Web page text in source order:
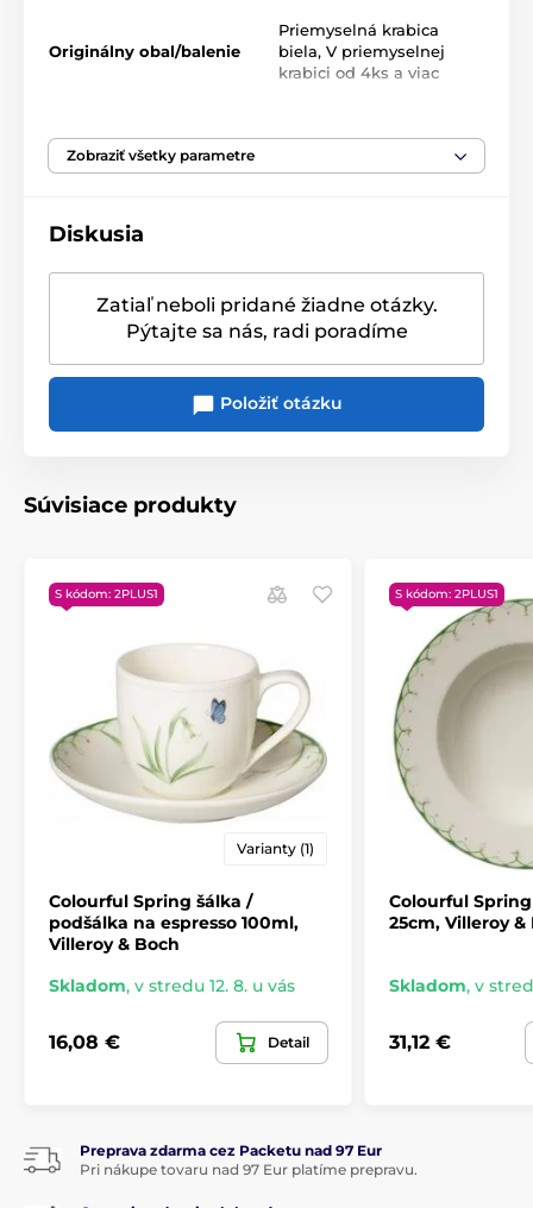
Prémiový porcelán s kvetinovým dekórom
Objem: 370 ml
Spodná časť nie je glazovaná, ale špeciálne
upravená tak, aby nepoškriabala stôl
Pečiatka na spodnej strane informuje o značke a
Výroba riadu je šetrná k životnému prostrediu
Produkt je zaradený v kategóriách
COLOURFUL SPRING
Originálny obal/balenie
Priemyselná krabica
biela, V priemyselnej
krabici od 4ks a viac
Zobraziť všetky parametre
Diskusia
Zatiaľ neboli pridané žiadne otázky.
Pýtajte sa nás, radi poradíme
Položiť otázku
Súvisiace produkty
S kódom: 2PLUS1
Varianty (1)
Colourful Spring šálka /
podšálka na espresso 100ml,
Villeroy & Boch
Skladom, v stredu 12. 8. u vás
16,08 € Detail
S kódom: 2PLUS1
Colourful
25cm, Villeroy &
Skladom, v
31,12 €
Preprava zdarma cez Packetu nad 97 Eur
Pri nákupe tovaru nad 97 Eur platíme prepravu.